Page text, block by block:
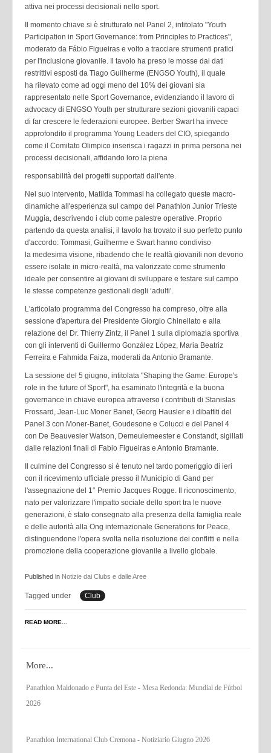
attiva nei processi decisionali nello sport.
Il momento chiave si è strutturato nel Panel 2, intitolato "Youth
Participation in Sport Governance: from Principles to Practices",
moderato da Fábio Figueiras e volto a tracciare strumenti pratici
per l'inclusione giovanile. Il tavolo ha preso le mosse dai dati
restrittivi esposti da Tiago Guilherme (ENGSO Youth), il quale
ha rilevato come ad oggi meno del 10% dei giovani sia
rappresentato nelle Sport Governance, evidenziando il
lavoro di
advocacy di ENGSO Youth per strutturare sezioni giovanili capaci
di far crescere le federazioni europee. Berber Swart ha invece
approfondito il programma Young Leaders del CIO, spiegando
come il Comitato Olimpico inserisca i ragazzi in prima persona nei
processi decisionali, affidando loro la piena
responsabilità dei progetti supportati dall'ente.
Nel suo intervento, Matilda Tommasi ha collegato queste macro-
dinamiche all'esperienza sul campo del
Panathlon Junior Trieste
Muggia, descrivendo i club come palestre operative. Proprio
partendo da questa analisi, il tavolo ha trovato il suo perfetto punto
d'accordo: Tommasi, Guilherme e Swart hanno condiviso
la medesima visione, ribadendo che le realtà giovanili non devono
essere isolate in micro-realtà, ma valorizzate come strumento
ideale per consentire ai giovani di sviluppare e testare sul campo
le stesse competenze gestionali degli ‘adulti’.
L'articolato programma del Congresso ha compreso, oltre alla
sessione d'apertura del Presidente Giorgio Chinellato e alla
relazione del Dr. Thierry Zintz, il Panel 1 sulla diplomazia sportiva
con gli interventi di Guillermo González López, Maria Beatriz
Ferreira e Fahmida Faiza, moderati da Antonio Bramante.
La sessione del 5 giugno, intitolata "Shaping the Game: Europe's
role in the future of Sport", ha esaminato l'integrità e la buona
governance in chiave europea attraverso i contributi di Stanislas
Frossard, Jean-Luc Moner Banet, Georg Hausler e i dibattiti del
Panel 3 con Moner-Banet, Goudesone e Colucci e del Panel 4
con De Beauvesier Watson, Demeulemeester e Constandt, sigillati
dalle relazioni finali di Fabio Figueiras e Antonio Bramante.
Il culmine del Congresso si è tenuto nel tardo pomeriggio di ieri
con il ricevimento ufficiale presso il Municipio di Gand per
l'assegnazione del 1° Premio Jacques Rogge. Il riconoscimento,
nato per valorizzare l'impatto sociale dello sport tra le nuove
generazioni, è stato consegnato alla presenza della famiglia reale
e delle autorità alla Ong internazionale Generations for Peace,
distinguendone l'opera svolta nella risoluzione dei conflitti e nella
promozione della cooperazione giovanile a livello globale.
Published in Notizie dai Clubs e dalle Aree
Tagged under Club
READ MORE...
More...
Panathlon Maldonado e Punta del Este - Mesa Redonda: Mundial de Fútbol
2026
Panathlon International Club Cremona - Notiziario Giugno 2026